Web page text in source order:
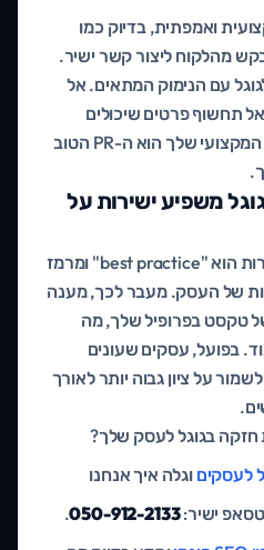
ואמפתית, בדיוק כמו
מהלקוח ליצור קשר ישיר.
עם הנימוק המתאים. אל
תחשוף פרטים שיכולים
להזיק לך משפטית. המענה המקצועי שלך הוא ה-PR הטוב
משפיע ישירות על
גוגל מצהירה שמענה לביקורות הוא "best practice" ומרמז
של העסק. מעבר לכך, מענה
טקסט בפרופיל שלך, מה
בפועל, עסקים שעונים
על ציון גבוה יותר לאורך
חזקה בגוגל לעסק שלך?
לעסקים וגלה איך אנחנו
ישיר:050-912-2133
.